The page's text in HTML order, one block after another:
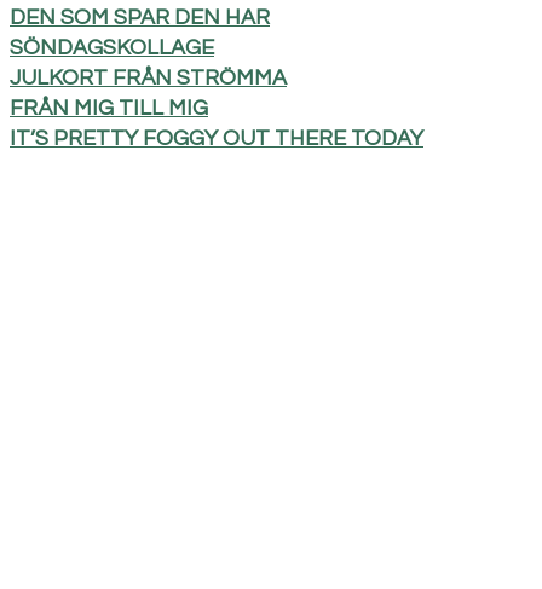
DEN SOM SPAR DEN HAR
SÖNDAGSKOLLAGE
JULKORT FRÅN STRÖMMA
FRÅN MIG TILL MIG
IT’S PRETTY FOGGY OUT THERE TODAY